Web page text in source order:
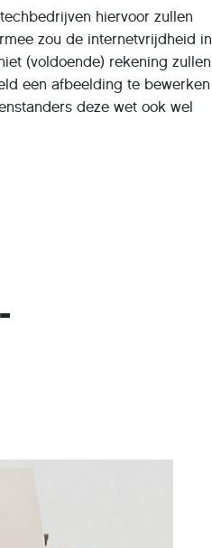
hiervoor zullen
zou de internetvrijdheid in
(voldoende) rekening zullen
een afbeelding te bewerken
deze wet ook wel